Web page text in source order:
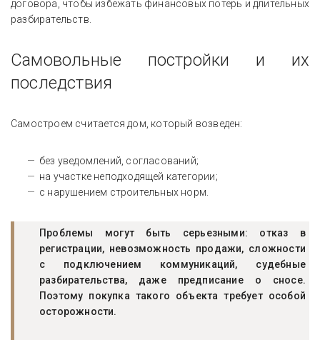
договора, чтобы избежать финансовых потерь и длительных
разбирательств.
Самовольные постройки и их
последствия
Самостроем считается дом, который возведен:
без уведомлений, согласований;
на участке неподходящей категории;
с нарушением строительных норм.
Проблемы могут быть серьезными: отказ в
регистрации, невозможность продажи, сложности
с подключением коммуникаций, судебные
разбирательства, даже предписание о сносе.
Поэтому покупка такого объекта требует особой
осторожности.